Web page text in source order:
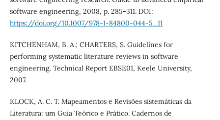
software engineering, 2008, p. 285-311. DOI:
https://doi.org/10.1007/978-1-84800-044-5_11
KITCHENHAM, B. A.; CHARTERS, S. Guidelines for
performing systematic literature reviews in software
engineering. Technical Report EBSE01, Keele University,
2007.
KLOCK, A. C. T. Mapeamentos e Revisões sistemáticas da
Literatura: um Guia Teórico e Prático. Cadernos de